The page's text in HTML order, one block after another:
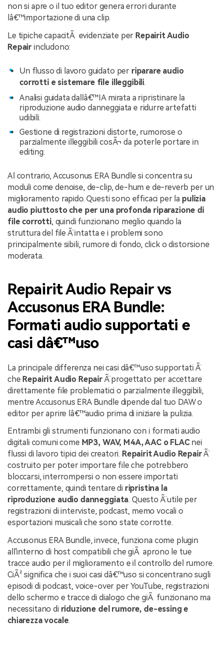
non si apre o il tuo editor genera errori durante
lâ€™importazione di una clip.
Le tipiche capacitÃ evidenziate per Repairit Audio
Repair includono:
Un flusso di lavoro guidato per riparare audio
corrotti e sistemare file illeggibili.
Analisi guidata dallâ€™IA mirata a ripristinare la
riproduzione audio danneggiata e ridurre artefatti
udibili.
Gestione di registrazioni distorte, rumorose o
parzialmente illeggibili cosÃ¬ da poterle portare in
editing.
Al contrario, Accusonus ERA Bundle si concentra su
moduli come denoise, de-clip, de-hum e de-reverb per un
miglioramento rapido. Questi sono efficaci per la pulizia
audio piuttosto che per una profonda riparazione di
file corrotti, quindi funzionano meglio quando la
struttura del file Ã¨ intatta e i problemi sono
principalmente sibili, rumore di fondo, click o distorsione
moderata.
Repairit Audio Repair vs
Accusonus ERA Bundle:
Formati audio supportati e
casi dâ€™uso
La principale differenza nei casi dâ€™uso supportati Ã¨
che Repairit Audio Repair Ã¨ progettato per accettare
direttamente file problematici o parzialmente illeggibili,
mentre Accusonus ERA Bundle dipende dal tuo DAW o
editor per aprire lâ€™audio prima di iniziare la pulizia.
Entrambi gli strumenti funzionano con i formati audio
digitali comuni come MP3, WAV, M4A, AAC o FLACnei
flussi di lavoro tipici dei creatori. Repairit Audio RepairÃ¨
costruito per poter importare file che potrebbero
bloccarsi, interrompersi o non essere importati
correttamente, quindi tentare di ripristina la
riproduzione audio danneggiata. Questo Ã¨ utile per
registrazioni di interviste, podcast, memo vocali o
esportazioni musicali che sono state corrotte.
Accusonus ERA Bundle, invece, funziona come plugin
all'interno di host compatibili che giÃ aprono le tue
tracce audio per il miglioramento e il controllo del rumore.
CiÃ² significa che i suoi casi dâ€™uso si concentrano sugli
episodi di podcast, voice-over per YouTube, registrazioni
dello schermo e tracce di dialogo che giÃ funzionano ma
necessitano di riduzione del rumore, de-essing e
chiarezza vocale.